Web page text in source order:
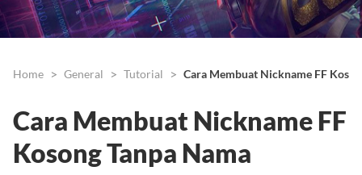
Home General Tutorial Cara Membuat Nickname FF
Cara Membuat Nickname FF
Kosong Tanpa Nama